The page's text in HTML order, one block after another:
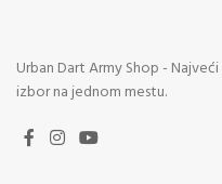
Urban Dart Army Shop - Najveći
izbor na jednom mestu.